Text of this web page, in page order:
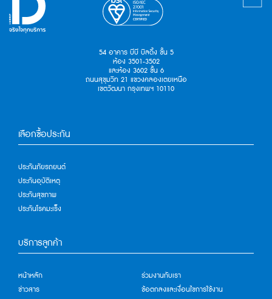
54 อาคาร บีบี บิลดิ้ง ชั้น 5
ห้อง 3501-3502
และห้อง 3602 ชั้น 6
ถนนสุขุมวิท 21 แขวงคลองเตยเหนือ
เขตวัฒนา กรุงเทพฯ 10110
เลือกซื้อประกัน
ประกันภัยรถยนต์
ประกันอุบัติเหตุ
ประกันสุขภาพ
ประกันโรคมะเร็ง
บริการลูกค้า
หน้าหลัก
ข่าวสาร
ร่วมงานกับเรา
ข้อตกลงและเงื่อนไขการใช้งาน